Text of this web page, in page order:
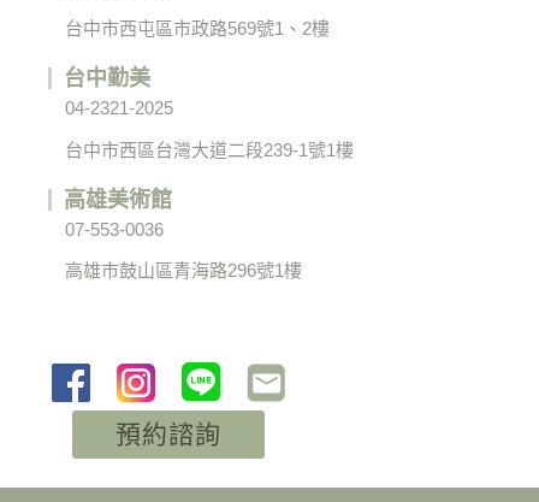
台中市西屯區市政路569號1、2樓
台中勤美
04-2321-2025
台中市西區台灣大道二段239-1號1樓
高雄美術館
07-553-0036
高雄市鼓山區青海路296號1樓
預約諮詢